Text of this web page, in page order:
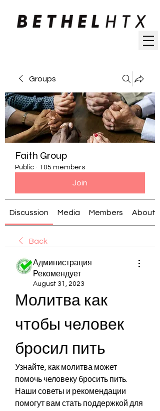
Groups
Faith Group
Public · 105 members
Join
Discussion Media Members About
Back
Администрация
Рекомендует
August 31, 2023
Молитва как
чтобы человек
бросил пить
Узнайте, как молитва может
помочь человеку бросить пить.
Наши советы и рекомендации
помогут вам стать поддержкой для